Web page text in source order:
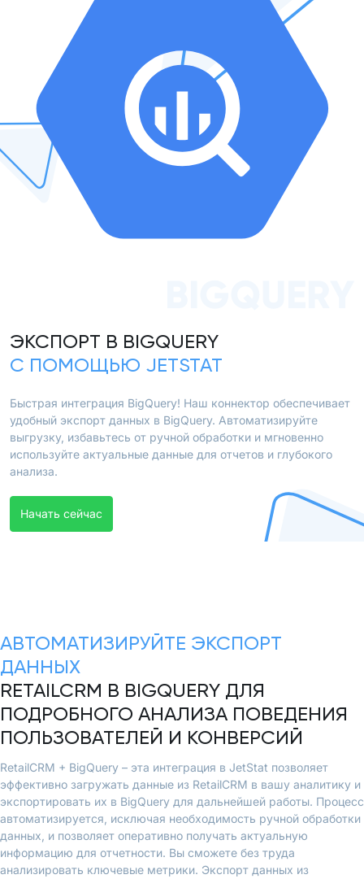
ЭКСПОРТ В BIGQUERY
С ПОМОЩЬЮ JETSTAT
Быстрая интеграция BigQuery! Наш коннектор обеспечивает
удобный экспорт данных в BigQuery. Автоматизируйте
выгрузку, избавьтесь от ручной обработки и мгновенно
используйте актуальные данные для отчетов и глубокого
анализа.
Начать сейчас
АВТОМАТИЗИРУЙТЕ ЭКСПОРТ
ДАННЫХ
RETAILCRM В BIGQUERY ДЛЯ
ПОДРОБНОГО АНАЛИЗА ПОВЕДЕНИЯ
ПОЛЬЗОВАТЕЛЕЙ И КОНВЕРСИЙ
RetailCRM + BigQuery – эта интеграция в JetStat позволяет
эффективно загружать данные из RetailCRM в вашу аналитику и
экспортировать их в BigQuery для дальнейшей работы. Процесс
автоматизируется, исключая необходимость ручной обработки
данных, и позволяет оперативно получать актуальную
информацию для отчетности. Вы сможете без труда
анализировать ключевые метрики. Экспорт данных из